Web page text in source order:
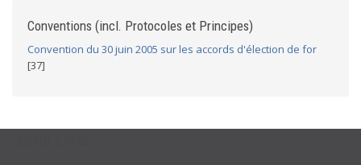
Conventions (incl. Protocoles et Principes)
Convention du 30 juin 2005 sur les accords d'élection de for
[37]